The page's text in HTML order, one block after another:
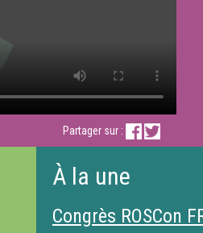
Partager sur :
À la une
Congrès ROSCon